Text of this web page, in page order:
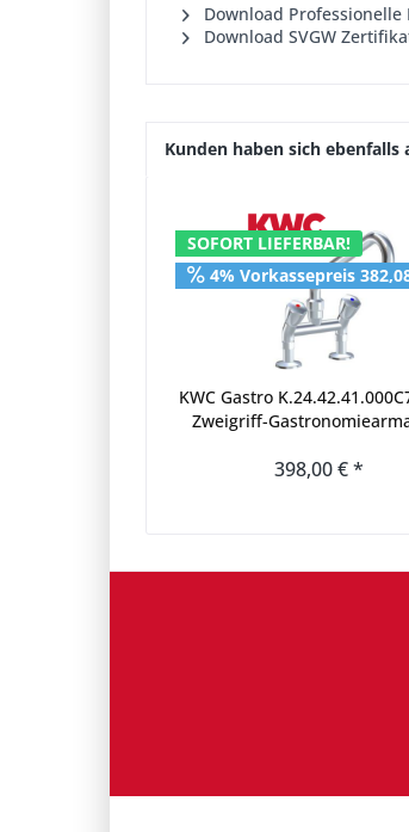
Download
Download SVGW
Kunden haben sich ebenfalls
SOFORT LIEFERBAR!
4% Vorkassepreis
KWC Gastro
Zweigriff-
398,00 € *